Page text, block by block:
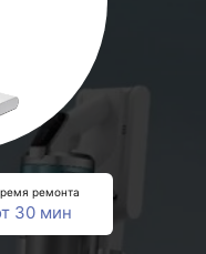
ремонта
30 мин